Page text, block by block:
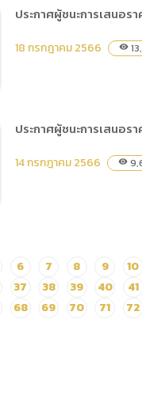
ประกาศผู้ชนะการเสนอร
18 กรกฎาคม 2566 visibility
ประกาศผู้ชนะการเสนอร
14 กรกฎาคม 2566 visibility
6 7 8 9 10
37 38 39 40 41
68 69 70 71 72